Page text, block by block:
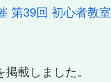
第39回 初心者教室
掲載しました。